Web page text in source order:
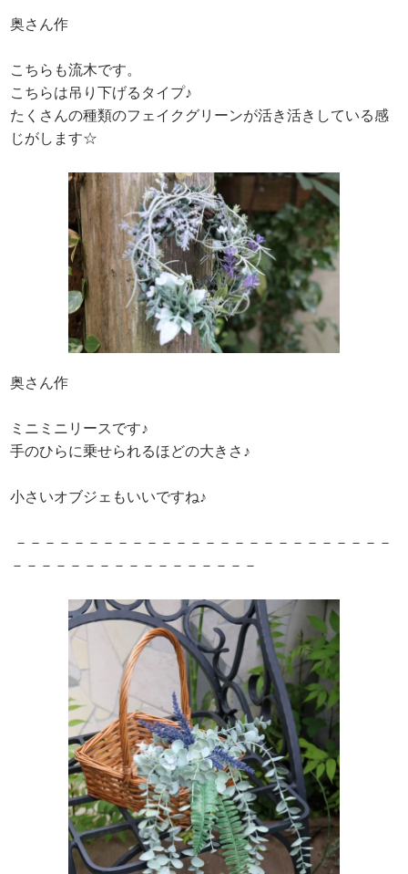
奥さん作
こちらも流木です。
こちらは吊り下げるタイプ♪
たくさんの種類のフェイクグリーンが活き活きしている感
じがします☆
奥さん作
ミニミニリースです♪
手のひらに乗せられるほどの大きさ♪
小さいオブジェもいいですね♪
－－－－－－－－－－－－－－－－－－－－－－－－－－
－－－－－－－－－－－－－－－－－